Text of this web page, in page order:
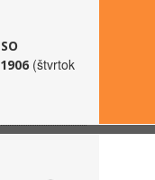
(štvrtok